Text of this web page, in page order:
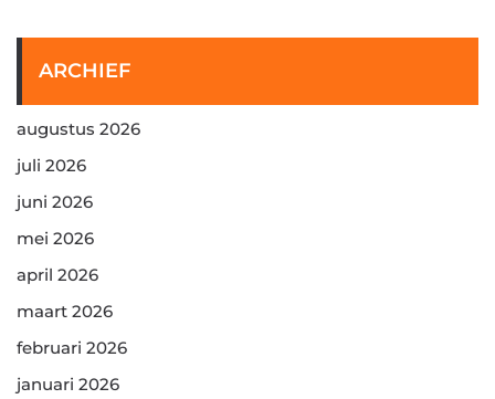
ARCHIEF
augustus 2026
juli 2026
juni 2026
mei 2026
april 2026
maart 2026
februari 2026
januari 2026